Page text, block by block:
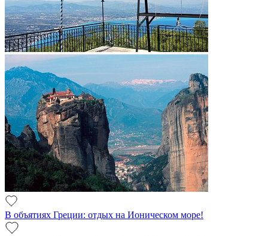
В объятиях Греции: отдых на Ионическом море!